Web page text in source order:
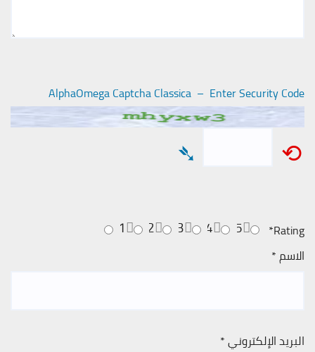
AlphaOmega Captcha Classica – Enter Security Code
⟲
➴
Rating
*
5
4
3
2
1
الاسم*
البريد الإلكتروني*